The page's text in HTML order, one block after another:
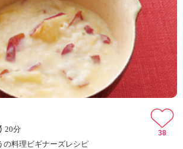
20分
の料理ビギナーズレシピ
38